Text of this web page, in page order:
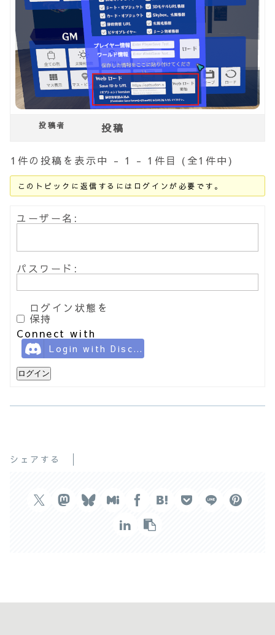
投稿者 投稿
1件の投稿を表示中 - 1 - 1件目 (全1件中)
このトピックに返信するにはログインが必要です。
ユーザー名:
パスワード:
ログイン状態を
保持
Connect with
Login with Discord
ログイン
シェアする